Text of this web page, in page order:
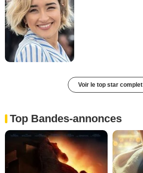
Voir le top star complet
Top Bandes-annonces